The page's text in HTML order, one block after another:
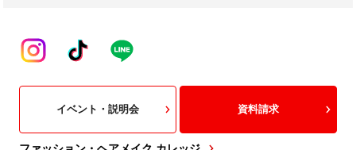
イベント・説明会 資料請求